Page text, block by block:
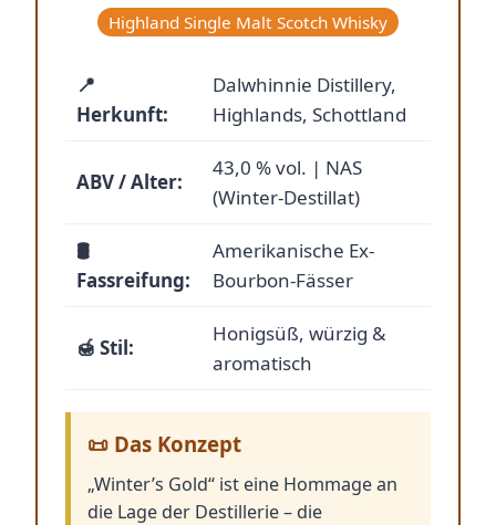
Highland Single Malt Scotch Whisky
📍
Herkunft:
Dalwhinnie Distillery,
Highlands, Schottland
ABV / Alter:
43,0 % vol. | NAS
(Winter-Destillat)
🛢️
Fassreifung:
Amerikanische Ex-
Bourbon-Fässer
🍯 Stil:
Honigsüß, würzig &
aromatisch
📜 Das Konzept
„Winter’s Gold“ ist eine Hommage an
die Lage der Destillerie – die